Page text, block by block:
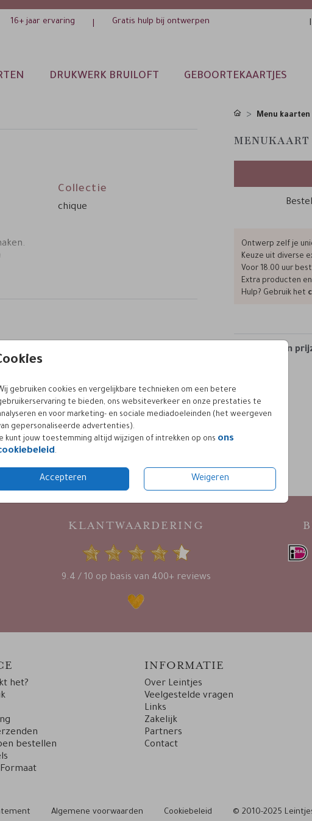
16+ jaar ervaring Gratis hulp bij ontwerpen
DRUKWERK BRUILOFT GEBOORTEKAARTJES
gebruiken cookies en vergelijkbare technieken om een betere
te bieden, ons websiteverkeer en onze prestaties te
en voor marketing- en sociale mediadoeleinden (het weergeven
gepersonaliseerde advertenties).
Je kunt jouw toestemming altijd wijzigen of intrekken op ons ons
.
Accepteren Weigeren
de
Collectie
chique
Menu kaarten
MENUKAART
Ontwerp zelf je
Keuze uit diverse
Voor 18.00 uur
Extra producten
Hulp? Gebruik het
Formaten en
KLANTWAARDERING
9.4 / 10 op basis van 400+ reviews
het?
bestellen
INFORMATIE
Over Leintjes
Veelgestelde vragen
Links
Zakelijk
Partners
Contact
Algemene voorwaarden Cookiebeleid © 2010-2025